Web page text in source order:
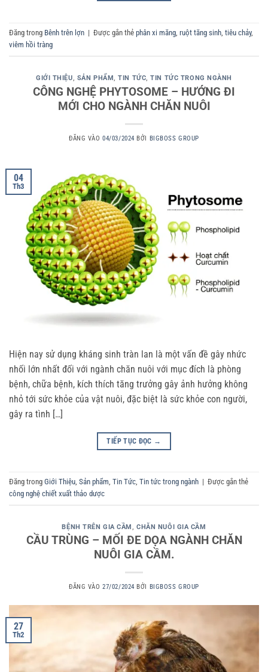
Đăng trong Bênh trên lợn | Được gắn thẻ phân xi măng, ruột tăng sinh, tiêu chảy,
viêm hồi tràng
GIỚI THIỆU, SẢN PHẨM,TIN TỨC,TIN TỨC TRONG NGÀNH
CÔNG NGHỆ PHYTOSOME – HƯỚNG ĐI
MỚI CHO NGÀNH CHĂN NUÔI
ĐĂNG VÀO04/03/2024 BỞI BIGBOSS GROUP
04
Th3
Hiện nay sử dụng kháng sinh tràn lan là một vấn đề gây nhức
nhối lớn nhất đối với ngành chăn nuôi với mục đích là phòng
bệnh, chữa bệnh, kích thích tăng trưởng gây ảnh hưởng không
nhỏ tới sức khỏe của vật nuôi, đặc biệt là sức khỏe con người,
gây ra tình […]
TIẾP TỤC ĐỌC →
Đăng trong Giới Thiệu, Sản phẩm, Tin Tức, Tin tức trong ngành | Được gắn thẻ
công nghệ chiết xuất thảo dược
BỆNH TRÊN GIA CẦM,CHĂN NUÔI GIA CẦM
CẦU TRÙNG – MỐI ĐE DỌA NGÀNH CHĂN
NUÔI GIA CẦM.
ĐĂNG VÀO27/02/2024 BỞI BIGBOSS GROUP
27
Th2